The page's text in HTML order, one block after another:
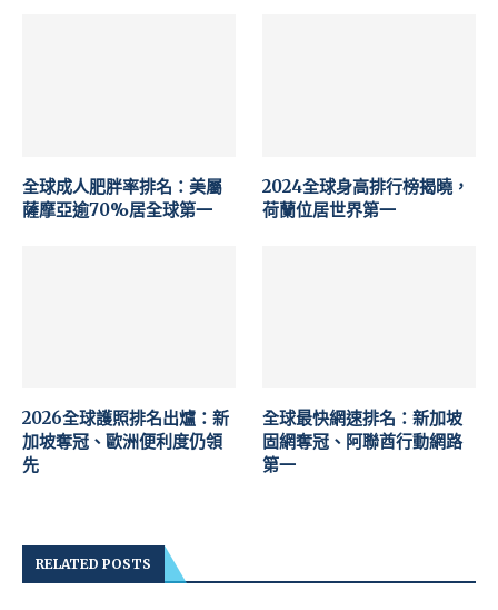
全球成人肥胖率排名：美屬
薩摩亞逾70%居全球第一
2024全球身高排行榜揭曉，
荷蘭位居世界第一
2026全球護照排名出爐：新
加坡奪冠、歐洲便利度仍領
先
全球最快網速排名：新加坡
固網奪冠、阿聯酋行動網路
第一
RELATED POSTS